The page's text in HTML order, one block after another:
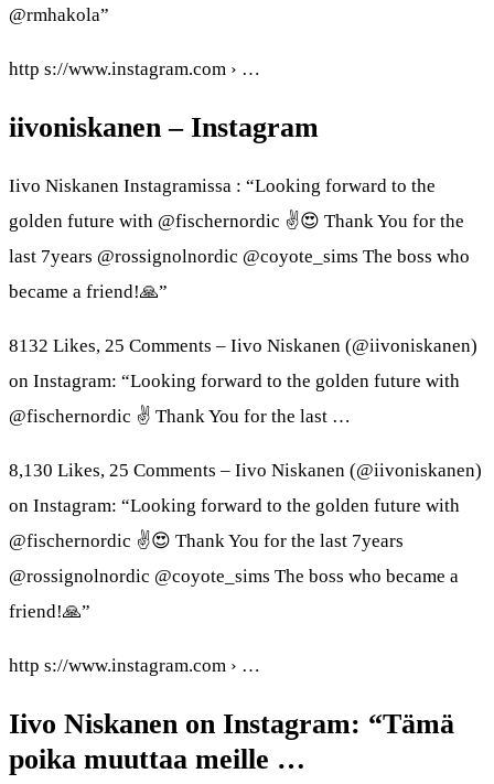
@rmhakola”
http s://www.instagram.com › …
iivoniskanen – Instagram
Iivo Niskanen Instagramissa : “Looking forward to the
golden future with @fischernordic ✌😍 Thank You for the
last 7years @rossignolnordic @coyote_sims The boss who
became a friend!🙏”
8132 Likes, 25 Comments – Iivo Niskanen (@iivoniskanen)
on Instagram: “Looking forward to the golden future with
@fischernordic ✌ Thank You for the last …
8,130 Likes, 25 Comments – Iivo Niskanen (@iivoniskanen)
on Instagram: “Looking forward to the golden future with
@fischernordic ✌😍 Thank You for the last 7years
@rossignolnordic @coyote_sims The boss who became a
friend!🙏”
http s://www.instagram.com › …
Iivo Niskanen on Instagram: “Tämä
poika muuttaa meille …